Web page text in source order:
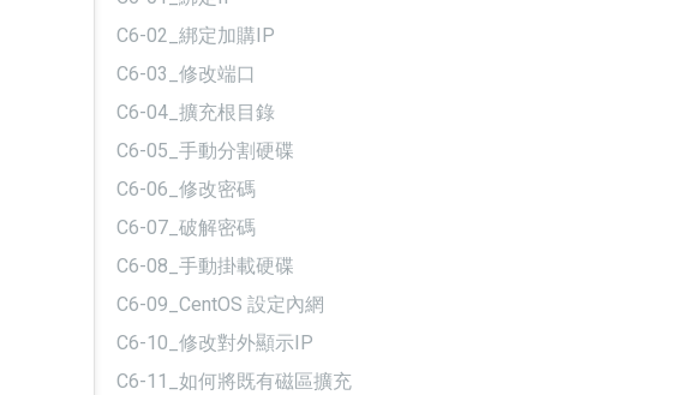
C6-02_綁定加購IP
C6-03_修改端口
C6-04_擴充根目錄
C6-05_手動分割硬碟
C6-06_修改密碼
C6-07_破解密碼
C6-08_手動掛載硬碟
C6-09_CentOS 設定內網
C6-10_修改對外顯示IP
C6-11_如何將既有磁區擴充